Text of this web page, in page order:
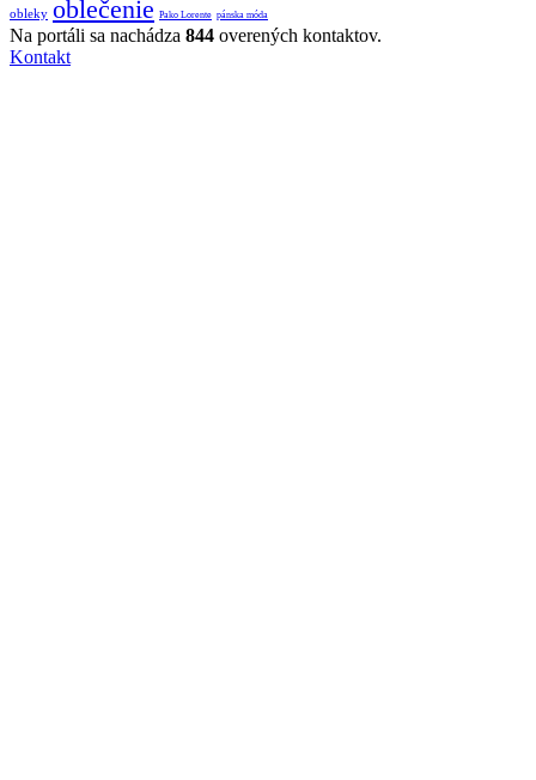
obleky oblečenie Pako Lorente pánska móda
Na portáli sa nachádza 844 overených kontaktov.
Kontakt